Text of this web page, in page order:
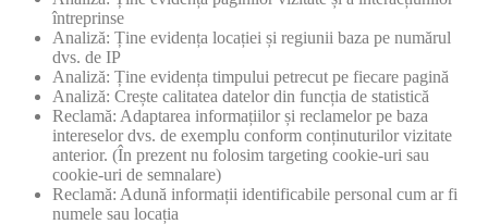
întreprinse
Analiză: Ține evidența locației și regiunii baza pe numărul
dvs. de IP
Analiză: Ține evidența timpului petrecut pe fiecare pagină
Analiză: Crește calitatea datelor din funcția de statistică
Reclamă: Adaptarea informațiilor și reclamelor pe baza
intereselor dvs. de exemplu conform conținuturilor vizitate
anterior. (În prezent nu folosim targeting cookie-uri sau
cookie-uri de semnalare)
Reclamă: Adună informații identificabile personal cum ar fi
numele sau locația